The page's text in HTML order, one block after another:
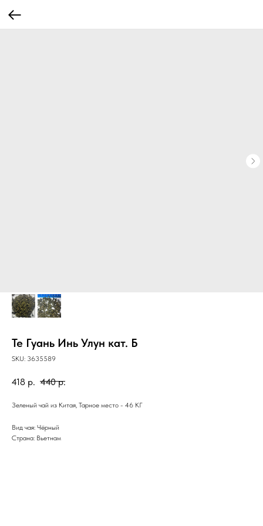
Те Гуань Инь Улун кат. Б
SKU: 3635589
418 р. 440 р.
Зеленый чай из Китая, Тарное место - 46 КГ
Вид чая: Чёрный
Страна: Вьетнам